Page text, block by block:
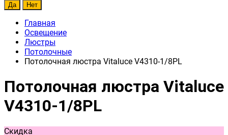
Главная
Освещение
Люстры
Потолочные
Потолочная люстра Vitaluce V4310-1/8PL
Потолочная люстра Vitaluce
V4310-1/8PL
Скидка